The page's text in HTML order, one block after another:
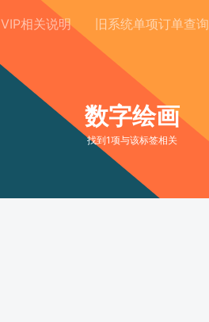
VIP相关说明 旧系统单项订单查询
数字绘画
找到1项与该标签相关